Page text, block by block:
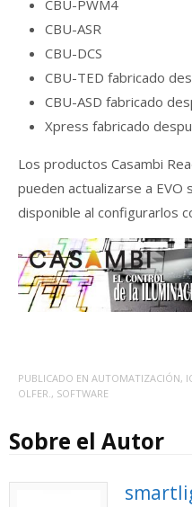
CBU-PWM4
CBU-ASR
CBU-DCS
CBU-TED fabricado
CBU-ASD fabricado
Xpress fabricado
Los productos Casambi
pueden actualizarse a EVO
disponible al configurarlos
PUBLICADO EN AUTOMATIZACIÓN,
OLFER. , SOFTWARE
Sobre el Autor